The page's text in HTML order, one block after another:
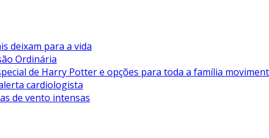
deixam para a vida
Ordinária
de Harry Potter e opções para toda a família
cardiologista
de vento intensas